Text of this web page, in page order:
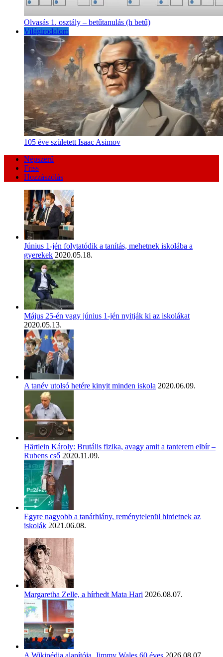
Olvasás 1. osztály – betűtanulás (h betű)
Világirodalom
105 éve született Isaac Asimov
Népszerű
Friss
Hozzászólás
Június 1-jén folytatódik a tanítás, mehetnek iskolába a
gyerekek 2020.05.18.
Május 25-én vagy június 1-jén nyitják ki az iskolákat
2020.05.13.
A tanév utolsó hetére kinyit minden iskola 2020.06.09.
Härtlein Károly: Brutális fizika, avagy amit a tanterem elbír –
Rubens cső 2020.11.09.
Egyre nagyobb a tanárhiány, reménytelenül hirdetnek az
iskolák 2021.06.08.
Margaretha Zelle, a hírhedt Mata Hari 2026.08.07.
A Wikipédia alapítója, Jimmy Wales 60 éves 2026.08.07.